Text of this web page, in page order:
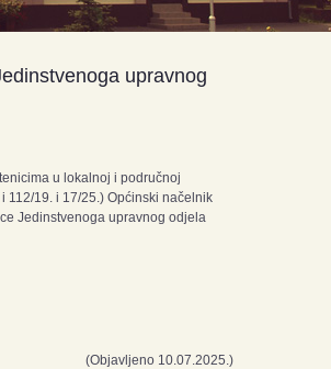
upravnog
u lokalnoj i područnoj
112/19. i 17/25.) Općinski načelnik
Jedinstvenoga upravnog odjela
(Objavljeno 10.07.2025.)